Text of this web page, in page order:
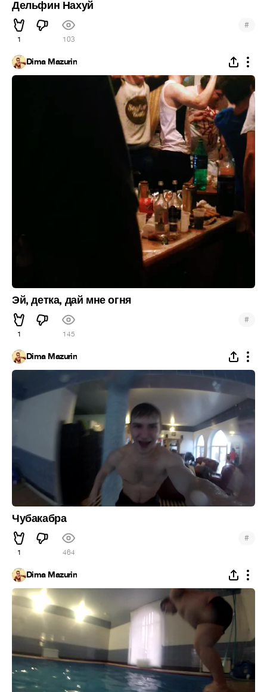
Дельфин Нахуй
1 103
#
Dima Mazurin
Эй, детка, дай мне огня
1 145
#
Dima Mazurin
Чубакабра
1 464
#
Dima Mazurin